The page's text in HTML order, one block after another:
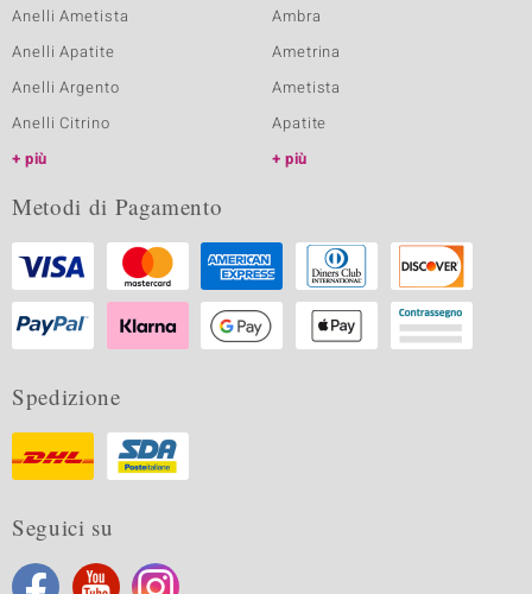
Anelli Ametista
Anelli Apatite
Anelli Argento
Anelli Citrino
più
Ambra
Ametrina
Ametista
Apatite
più
Metodi di Pagamento
Spedizione
Seguici su